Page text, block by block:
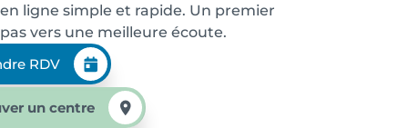
en ligne simple et rapide. Un premier
pas vers une meilleure écoute.
RDV
un centre